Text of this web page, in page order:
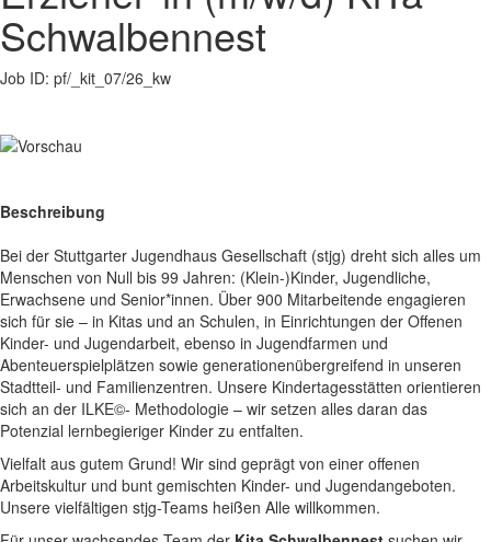
Schwalbennest
Job ID: pf/_kit_07/26_kw
Beschreibung
Bei der Stuttgarter Jugendhaus Gesellschaft (stjg) dreht sich alles um
Menschen von Null bis 99 Jahren: (Klein-)Kinder, Jugendliche,
Erwachsene und Senior*innen. Über 900 Mitarbeitende engagieren
sich für sie – in Kitas und an Schulen, in Einrichtungen der Offenen
Kinder- und Jugendarbeit, ebenso in Jugendfarmen und
Abenteuerspielplätzen sowie generationenübergreifend in unseren
Stadtteil- und Familienzentren. Unsere Kindertagesstätten orientieren
sich an der ILKE©- Methodologie – wir setzen alles daran das
Potenzial lernbegieriger Kinder zu entfalten.
Vielfalt aus gutem Grund! Wir sind geprägt von einer offenen
Arbeitskultur und bunt gemischten Kinder- und Jugendangeboten.
Unsere vielfältigen stjg-Teams heißen Alle willkommen.